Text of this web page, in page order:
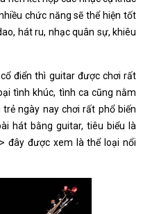
chức năng sẽ thể hiện tốt
hát ru, nhạc quân sự, khiêu
điển thì guitar được chơi rất
tình khúc, tình ca cũng nằm
ngày nay chơi rất phổ biến
hát bằng guitar, tiêu biểu là
đây được xem là thể loại nổi